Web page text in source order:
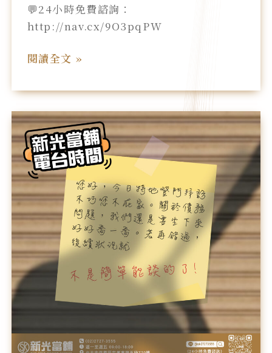
💬24小時免費諮詢：
http://nav.cx/9O3pqPW
閱讀全文 »
台
北
新
光
當
舖
電
台
時
間